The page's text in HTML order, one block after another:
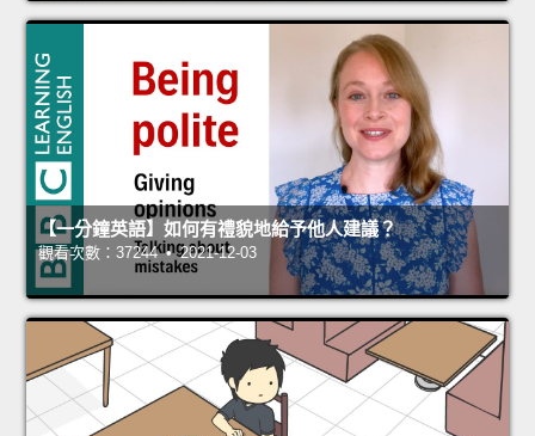
【一分鐘英語】如何有禮貌地給予他人建議？
觀看次數：37244 • 2021-12-03